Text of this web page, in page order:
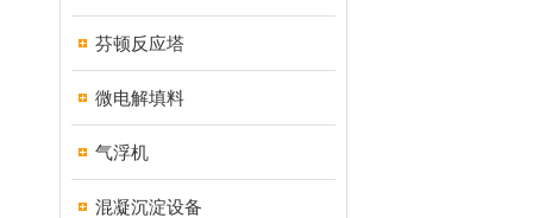
芬顿反应塔
微电解填料
气浮机
混凝沉淀设备